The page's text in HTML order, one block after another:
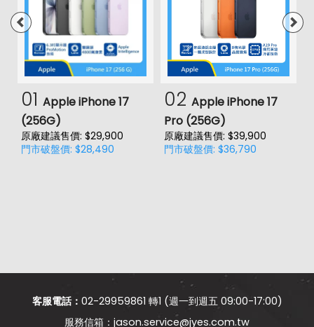
01 Apple iPhone 17
(256G)
原廠建議售價: $29,900
門市破盤價: $28,490
02 Apple iPhone 17
Pro (256G)
原廠建議售價: $39,900
門市破盤價: $36,790
客服電話： 02-29959861 轉1 (週一到週五 09:00-17:00)
jason.service@jyes.com.tw